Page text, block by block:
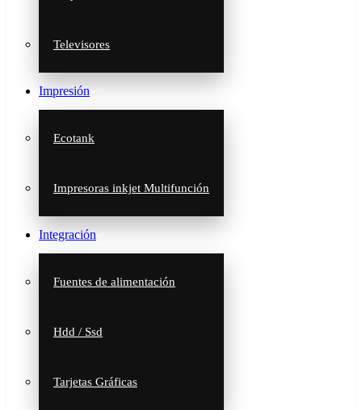
Televisores
Impresión
Ecotank
Impresoras inkjet Multifunción
Integración
Fuentes de alimentación
Hdd / Ssd
Tarjetas Gráficas